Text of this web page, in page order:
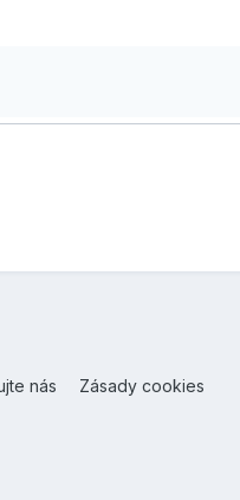
nás Zásady cookies